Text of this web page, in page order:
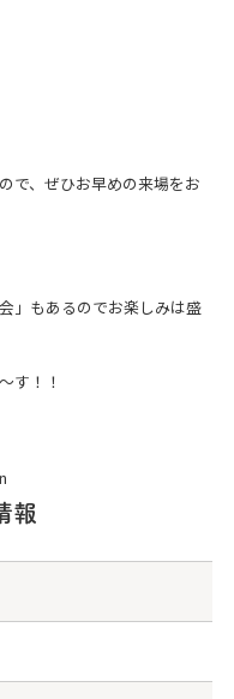
で、ぜひお早めの来場をお
」もあるのでお楽しみは盛
す！！
報